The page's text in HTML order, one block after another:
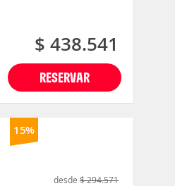
RESERVAR
$ 438.541
15%
desde $ 294.571